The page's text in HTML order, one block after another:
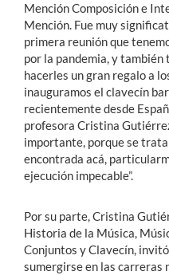
Mención Composición e
Mención. Fue muy
primera reunión que
por la pandemia, y
hacerles un gran regalo a
inauguramos el clavecín
recientemente desde
profesora Cristina
importante, porque se
encontrada acá,
ejecución impecable”.
Por su parte, Cristina
Historia de la Música,
Conjuntos y Clavecín,
sumergirse en las carreras